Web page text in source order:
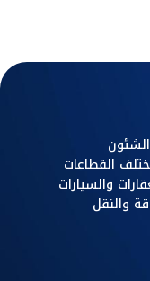
القطاعات
والسيارات
والنقل